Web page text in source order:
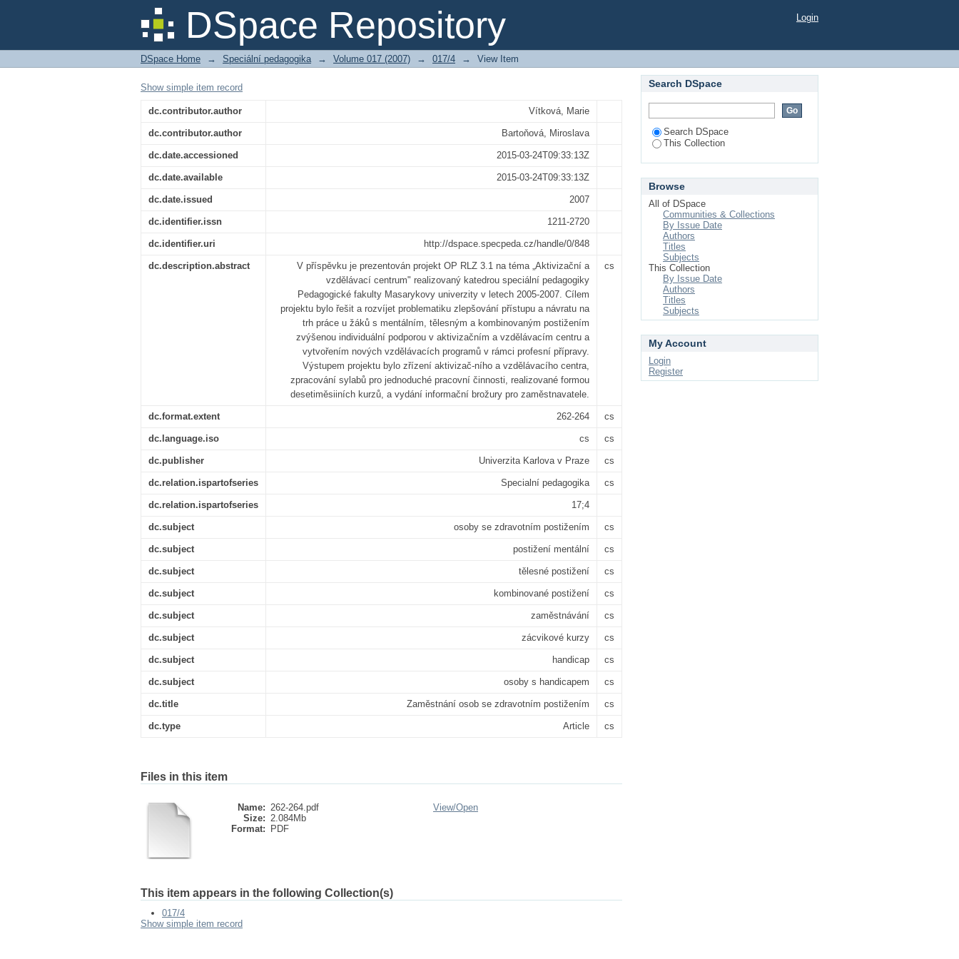
DSpace Repository
Zaměstnání osob se zdravotním postižením Login
DSpace Home → Speciální pedagogika → Volume 017 (2007) → 017/4 → View Item
Show simple item record
dc.contributor.author Vítková, Marie
dc.contributor.author Bartoňová, Miroslava
dc.date.accessioned 2015-03-24T09:33:13Z
dc.date.available 2015-03-24T09:33:13Z
dc.date.issued 2007
dc.identifier.issn 1211-2720
dc.identifier.uri http://dspace.specpeda.cz/handle/0/848
dc.description.abstract
V příspěvku je prezentován projekt OP RLZ 3.1 na téma „Aktivizační a
vzdělávací centrum" realizovaný katedrou speciální pedagogiky
Pedagogické fakulty Masarykovy univerzity v letech 2005-2007. Cílem
projektu bylo řešit a rozvíjet problematiku zlepšování přístupu a návratu na
trh práce u žáků s mentálním, tělesným a kombinovaným postižením
zvýšenou individuální podporou v aktivizačním a vzdělávacím centru a
vytvořením nových vzdělávacích programů v rámci profesní přípravy.
Výstupem projektu bylo zřízení aktivizač-ního a vzdělávacího centra,
zpracování sylabů pro jednoduché pracovní činnosti, realizované formou
desetiměsiiních kurzů, a vydání informační brožury pro zaměstnavatele.
cs
dc.format.extent 262-264 cs
dc.language.iso cs cs
dc.publisher Univerzita Karlova v Praze cs
dc.relation.ispartofseries Specialní pedagogika cs
dc.relation.ispartofseries 17;4
dc.subject osoby se zdravotním postižením cs
dc.subject postižení mentální cs
dc.subject tělesné postižení cs
dc.subject kombinované postižení cs
dc.subject zaměstnávání cs
dc.subject zácvikové kurzy cs
dc.subject handicap cs
dc.subject osoby s handicapem cs
dc.title Zaměstnání osob se zdravotním postižením cs
dc.type Article cs
Files in this item
Name: 262-264.pdf
Size: 2.084Mb
Format:
PDF
View/Open
This item appears in the following Collection(s)
017/4
Show simple item record
Search DSpace
Search DSpace
This Collection
Browse
All of DSpace
Communities & Collections
By Issue Date
Authors
Titles
Subjects
This Collection
By Issue Date
Authors
Titles
Subjects
My Account
Login
Register